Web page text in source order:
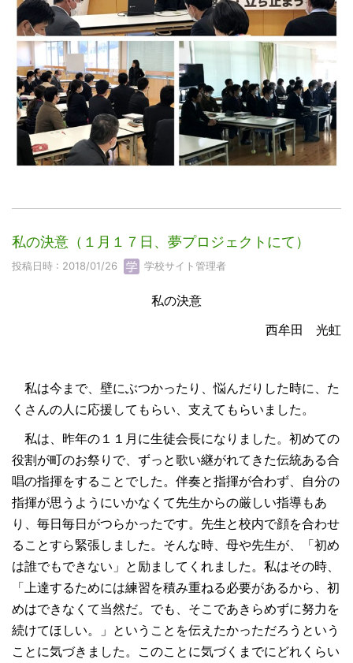
私の決意（１月１７日、夢プロジェクトにて）
投稿日時 : 2018/01/26 学校サイト管理者
私の決意
西牟田 光虹
私は今まで、壁にぶつかったり、悩んだりした時に、た
くさんの人に応援してもらい、支えてもらいました。
私は、昨年の１１月に生徒会長になりました。初めての
役割が町のお祭りで、ずっと歌い継がれてきた伝統ある合
唱の指揮をすることでした。伴奏と指揮が合わず、自分の
指揮が思うようにいかなくて先生からの厳しい指導もあ
り、毎日毎日がつらかったです。先生と校内で顔を合わせ
ることすら緊張しました。そんな時、母や先生が、「初め
は誰でもできない」と励ましてくれました。私はその時、
「上達するためには練習を積み重ねる必要があるから、初
めはできなくて当然だ。でも、そこであきらめずに努力を
続けてほしい。」ということを伝えたかっただろうという
ことに気づきました。このことに気づくまでにどれくらい